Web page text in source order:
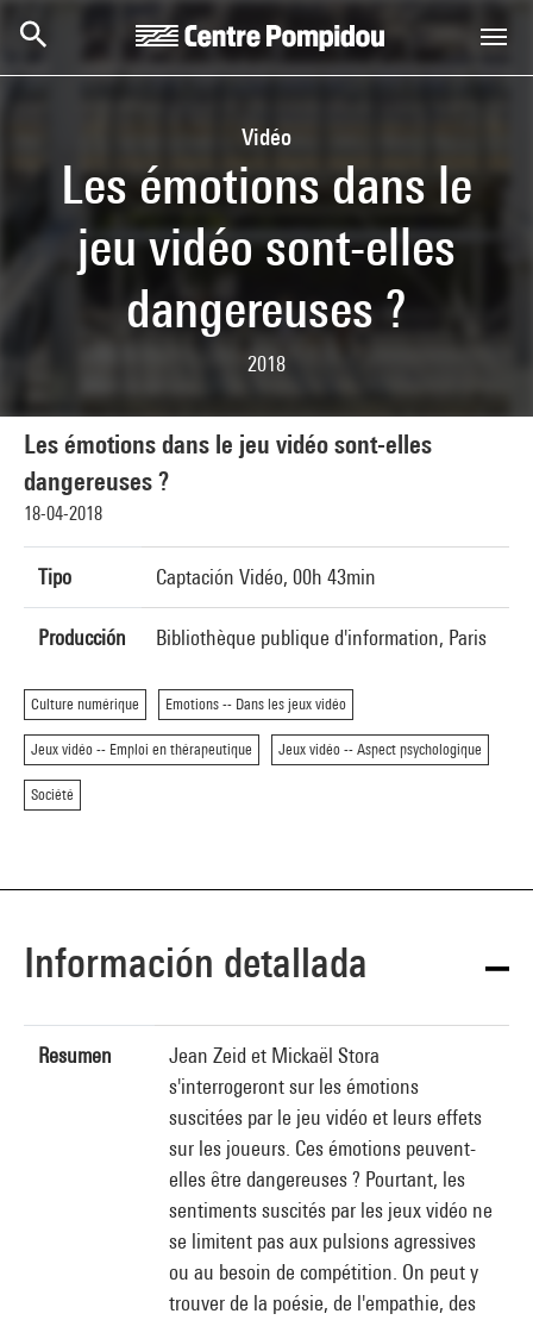
Vidéo
Les émotions dans le
jeu vidéo sont-elles
dangereuses ?
2018
Les émotions dans le jeu vidéo sont-elles
dangereuses ?
18-04-2018
Tipo Captación Vidéo, 00h 43min
Producción Bibliothèque publique d'information, Paris
Culture numérique Emotions -- Dans les jeux vidéo
Jeux vidéo -- Emploi en thérapeutique Jeux vidéo -- Aspect psychologique
Société
Información detallada
Resumen
Jean Zeid et Mickaël Stora
s'interrogeront sur les émotions
suscitées par le jeu vidéo et leurs effets
sur les joueurs. Ces émotions peuvent-
elles être dangereuses ? Pourtant, les
sentiments suscités par les jeux vidéo ne
se limitent pas aux pulsions agressives
ou au besoin de compétition. On peut y
trouver de la poésie, de l'empathie, des